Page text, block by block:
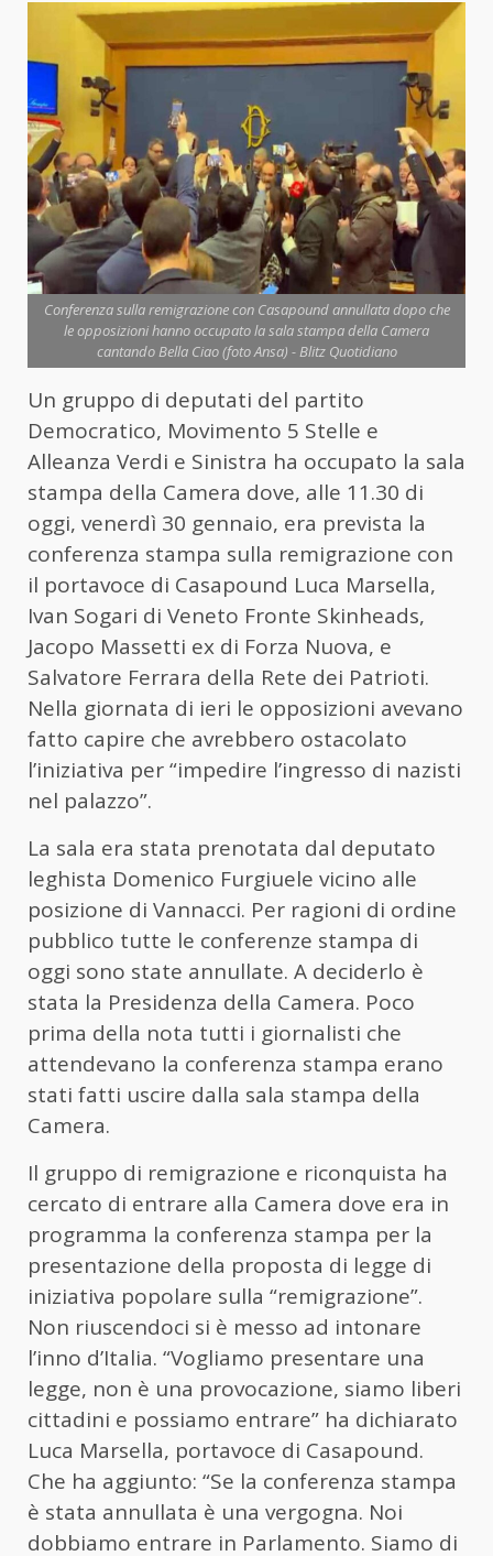
Conferenza sulla remigrazione con Casapound annullata dopo che
le opposizioni hanno occupato la sala stampa della Camera
cantando Bella Ciao (foto Ansa) - Blitz Quotidiano
Un gruppo di deputati del partito
Democratico, Movimento 5 Stelle e
Alleanza Verdi e Sinistra ha occupato la sala
stampa della Camera dove, alle 11.30 di
oggi, venerdì 30 gennaio, era prevista la
conferenza stampa sulla remigrazione con
il portavoce di Casapound Luca Marsella,
Ivan Sogari di Veneto Fronte Skinheads,
Jacopo Massetti ex di Forza Nuova, e
Salvatore Ferrara della Rete dei Patrioti.
Nella giornata di ieri le opposizioni avevano
fatto capire che avrebbero ostacolato
l’iniziativa per “impedire l’ingresso di nazisti
nel palazzo”.
La sala era stata prenotata dal deputato
leghista Domenico Furgiuele vicino alle
posizione di Vannacci. Per ragioni di ordine
pubblico tutte le conferenze stampa di
oggi sono state annullate. A deciderlo è
stata la Presidenza della Camera. Poco
prima della nota tutti i giornalisti che
attendevano la conferenza stampa erano
stati fatti uscire dalla sala stampa della
Camera.
Il gruppo di remigrazione e riconquista ha
cercato di entrare alla Camera dove era in
programma la conferenza stampa per la
presentazione della proposta di legge di
iniziativa popolare sulla “remigrazione”.
Non riuscendoci si è messo ad intonare
l’inno d’Italia. “Vogliamo presentare una
legge, non è una provocazione, siamo liberi
cittadini e possiamo entrare” ha dichiarato
Luca Marsella, portavoce di Casapound.
Che ha aggiunto: “Se la conferenza stampa
è stata annullata è una vergogna. Noi
dobbiamo entrare in Parlamento. Siamo di